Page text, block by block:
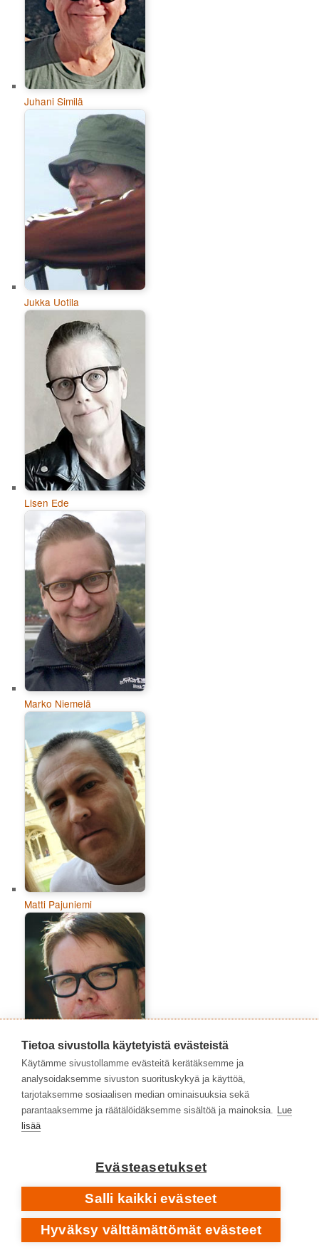
Juhani Similä
Jukka Uotila
Lisen Ede
Marko Niemelä
Matti Pajuniemi
Niko Peltonen
Tietoa sivustolla käytetyistä evästeistä
Käytämme sivustollamme evästeitä kerätäksemme ja
analysoidaksemme sivuston suorituskykyä ja käyttöä,
tarjotaksemme sosiaalisen median ominaisuuksia sekä
parantaaksemme ja räätälöidäksemme sisältöä ja mainoksia. Lue
lisää
Evästeasetukset
Salli kaikki evästeet
Hyväksy välttämättömät evästeet